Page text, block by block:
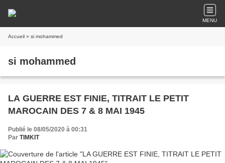
MENU
Accueil » si mohammed
si mohammed
LA GUERRE EST FINIE, TITRAIT LE PETIT
MAROCAIN DES 7 & 8 MAI 1945
Publié le 08/05/2020 à 00:31
Par TIMKIT